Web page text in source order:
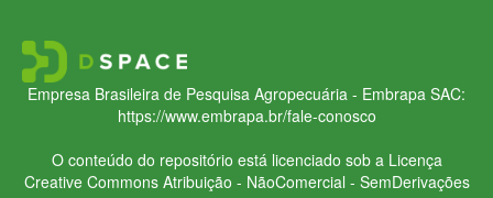
Empresa Brasileira de Pesquisa Agropecuária - Embrapa SAC:
https://www.embrapa.br/fale-conosco
O conteúdo do repositório está licenciado sob a Licença
Creative CommonsAtribuição - NãoComercial - SemDerivações